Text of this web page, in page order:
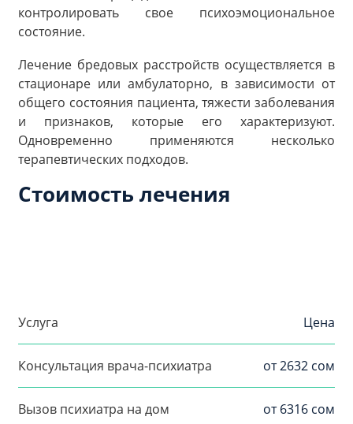
контролировать свое психоэмоциональное
состояние.
Лечение бредовых расстройств осуществляется в
стационаре или амбулаторно, в зависимости от
общего состояния пациента, тяжести заболевания
и признаков, которые его характеризуют.
Одновременно применяются несколько
терапевтических подходов.
Стоимость лечения
Услуга Цена
Консультация врача-психиатра от 2632 сом
Вызов психиатра на дом от 6316 сом